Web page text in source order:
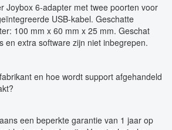
Joybox 6-adapter met twee poorten voor
USB-kabel. Geschatte
100 mm x 60 mm x 25 mm. Geschat
en extra software zijn niet inbegrepen.
en hoe wordt support afgehandeld
een beperkte garantie van 1 jaar op